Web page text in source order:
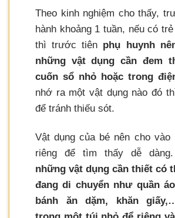
Theo kinh nghiệm cho thấy,
hành khoảng 1 tuần, nếu có
thì trước tiên phụ huynh
những vật dụng cần đem
cuốn sổ nhỏ hoặc trong
nhớ ra một vật dụng nào đó
để tránh thiếu sót.
Vật dụng của bé nên cho vào
riêng để tìm thấy dễ dàng.
những vật dụng cần thiết có
đang di chuyển như quần
bánh ăn dặm, khăn